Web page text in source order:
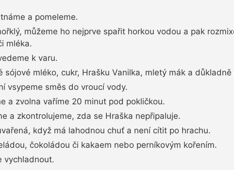
a pomeleme.
můžeme ho nejprve spařit horkou vodou a pak
mléka.
k varu.
sójové mléko, cukr, Hrašku Vanilka, mletý mák a
vsypeme směs do vroucí vody.
a zvolna vaříme 20 minut pod pokličkou.
a zkontrolujeme, zda se Hraška nepřipaluje.
když má lahodnou chuť a není cítit po hrachu.
čokoládou či kakaem nebo perníkovým kořením.
vychladnout.